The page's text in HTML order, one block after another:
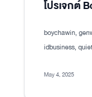
โปรเจกต์
boychawin,
idbusiness,
May 4, 2025